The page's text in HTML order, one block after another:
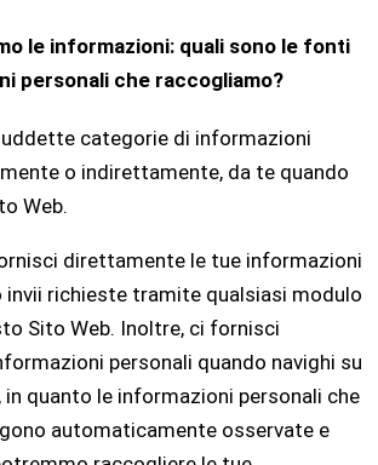
le informazioni: quali sono le fonti
personali che raccogliamo?
categorie di informazioni
o indirettamente, da te quando
Web.
direttamente le tue informazioni
invii richieste tramite qualsiasi modulo
Sito Web. Inoltre, ci fornisci
personali quando navighi su
in quanto le informazioni personali che
automaticamente osservate e